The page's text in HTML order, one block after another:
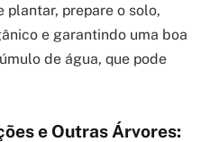
plantar, prepare o solo,
e garantindo uma boa
de água, que pode
e Outras Árvores: